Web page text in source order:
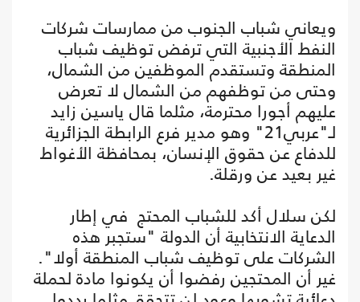
ويعاني شباب الجنوب من ممارسات شركات
النفط الأجنبية التي ترفض توظيف شباب
المنطقة وتستقدم الموظفين من الشمال،
وحتى من توظفهم من الشمال لا تعرض
عليهم أجورا محترمة، مثلما قال ياسين زايد
لـ"عربي21" وهو مدير فرع الرابطة الجزائرية
للدفاع عن حقوق الإنسان، بمحافظة الأغواط
غير بعيد عن ورقلة.
لكن سلال أكد للشباب المحتج في إطار
الدعاية الانتخابية أن الدولة "ستجبر هذه
الشركات على توظيف شباب المنطقة أولا".
غير أن المحتجين رفضوا أن يكونوا مادة لحملة